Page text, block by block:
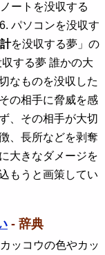
ートを没収する
パソコンを没収す
を没収する夢」の
する夢 誰かの大
なものを没収した
の相手に脅威を感
、その相手が大切
、長所などを剥奪
大きなダメージを
もうと画策してい
- 辞典
ッコウの色やカッ